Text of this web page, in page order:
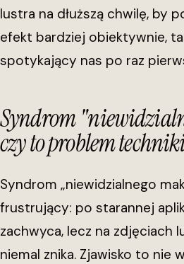
lustra na dłuższą chwilę, by
efekt bardziej obiektywnie,
spotykający nas po raz
Syndrom
czy to problem
Syndrom „niewidzialnego
frustrujący: po starannej
zachwyca, lecz na zdjęciach
niemal znika. Zjawisko to nie